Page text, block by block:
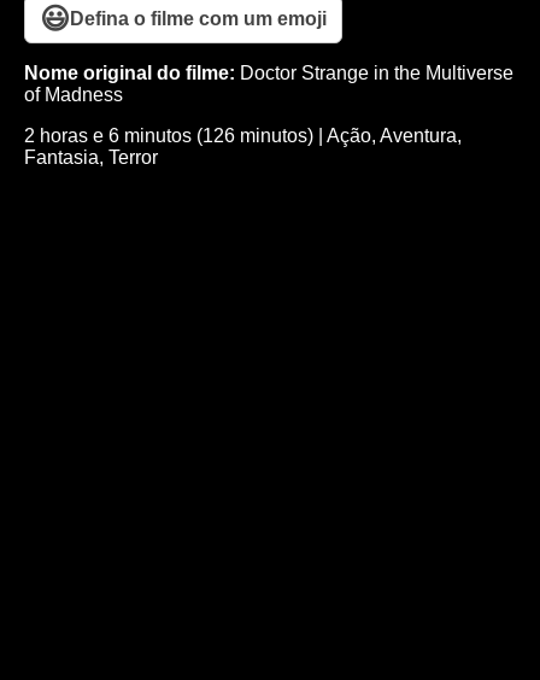
😃 Defina o filme com um emoji
Nome original do filme: Doctor Strange in the Multiverse
of Madness
2 horas e 6 minutos (126 minutos)
Ação, Aventura,
Fantasia, Terror